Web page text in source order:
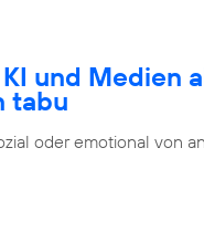
und Medien
tabu
oder emotional von